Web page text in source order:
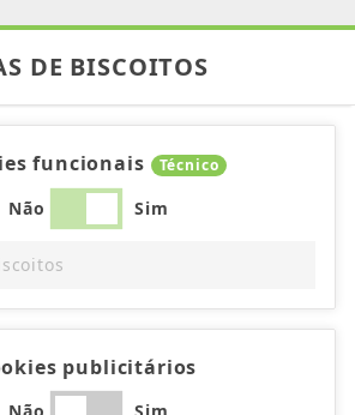
DE BISCOITOS
funcionais Técnico
Não Sim
publicitários